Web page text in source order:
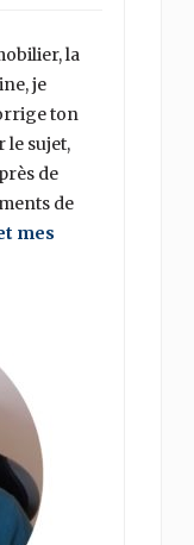
la
je
ton
le sujet,
de
de
mes